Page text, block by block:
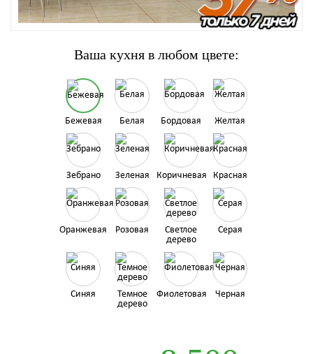
Ваша кухня в любом цвете:
Бежевая Белая Бордовая Желтая
Зебрано Зеленая Коричневая Красная
Оранжевая Розовая
Светлое
дерево
Серая
Синяя
Темное
дерево
Фиолетовая Черная